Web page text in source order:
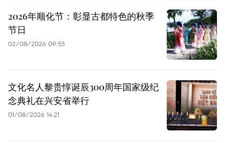
2026年顺化节：彰显古都特色的秋季
节日
02/08/2026 09:55
文化名人黎贵惇诞辰300周年国家级纪
念典礼在兴安省举行
01/08/2026 14:21